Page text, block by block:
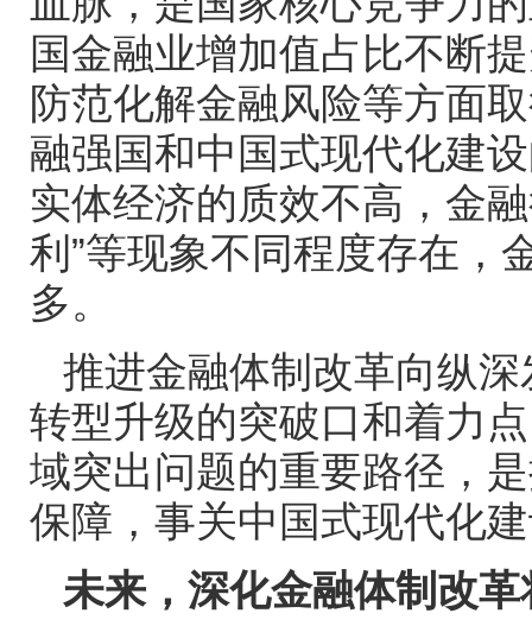
国金融业增加值占比不断
防范化解金融风险等方面
融强国和中国式现代化建
实体经济的质效不高，金
利”等现象不同程度存在，
多。
推进金融体制改革向纵
转型升级的突破口和着力
域突出问题的重要路径，
保障，事关中国式现代化
未来，深化金融体制改